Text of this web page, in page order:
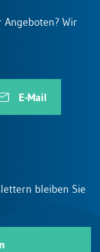
Wir
E-Mail
bleiben Sie